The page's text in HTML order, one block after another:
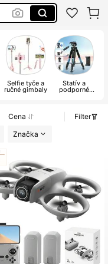
Selfie tyče a
ručné gimbaly
Statív a
podporné
Cena
Filter
Značka